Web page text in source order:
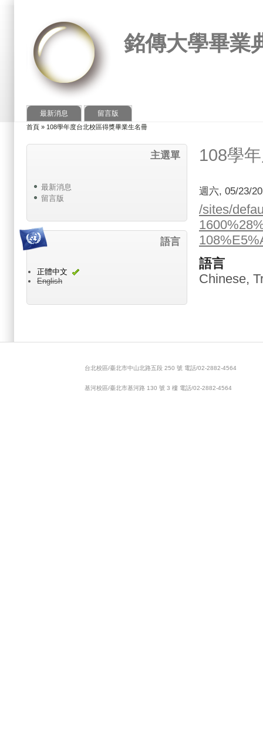
銘傳大學畢業
最新消息 留言版
您在這裡
首頁 » 108學年度台北校區得獎畢業生名冊
108學
週六, 05/23/
/sites/
語言
Chinese,
主選單
最新消息
留言版
語言
正體中文
English
台北校區/臺北市中山北路五段 250 號 電話/02-2882-4564
基河校區/臺北市基河路 130 號 3 樓 電話/02-2882-4564